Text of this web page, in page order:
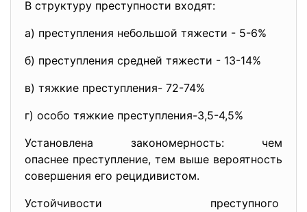
В структуру преступности входят:
а) преступления небольшой тяжести - 5-6%
б) преступления средней тяжести - 13-14%
в) тяжкие преступления- 72-74%
г) особо тяжкие преступления-3,5-4,5%
Установлена закономерность: чем
опаснее преступление, тем выше вероятность
совершения его рецидивистом.
Устойчивости преступного